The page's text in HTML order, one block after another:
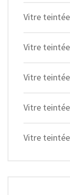
Vitre
Vitre
Vitre
Vitre
Vitre